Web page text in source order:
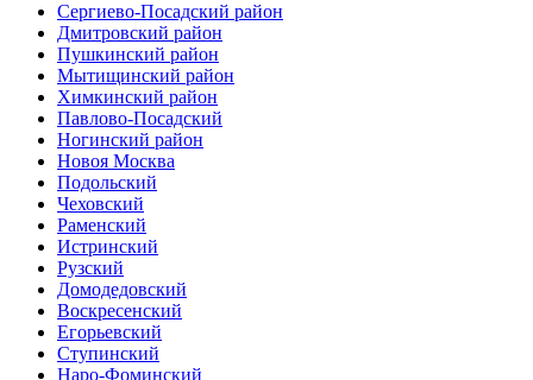
Сергиево-Посадский район
Дмитровский район
Пушкинский район
Мытищинский район
Химкинский район
Павлово-Посадский
Ногинский район
Новоя Москва
Подольский
Чеховский
Раменский
Истринский
Рузский
Домодедовский
Воскресенский
Егорьевский
Ступинский
Наро-Фоминский